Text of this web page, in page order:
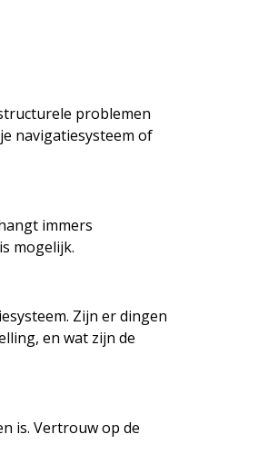
problemen
navigatiesysteem of
immers
mogelijk.
Zijn er dingen
en wat zijn de
is. Vertrouw op de